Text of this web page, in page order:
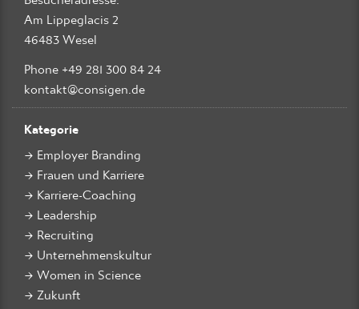
Am Lippeglacis 2
46483 Wesel
Phone +49 281 300 84 24
kontakt@consigen.de
Kategorie
Employer Branding
Frauen und Karriere
Karriere-Coaching
Leadership
Recruiting
Unternehmenskultur
Women in Science
Zukunft